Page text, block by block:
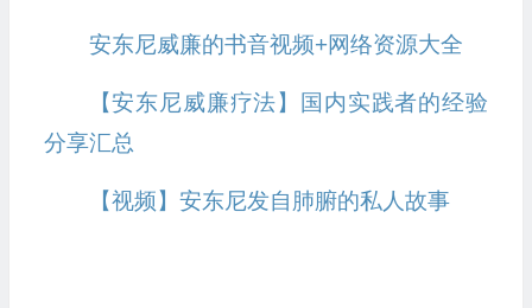
安东尼威廉的书音视频+网络资源大全
【安东尼威廉疗法】国内实践者的经验
分享汇总
【视频】安东尼发自肺腑的私人故事